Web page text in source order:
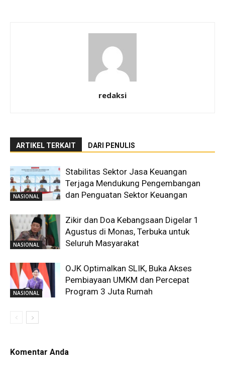
redaksi
ARTIKEL TERKAIT DARI PENULIS
NASIONAL
Stabilitas Sektor Jasa Keuangan
Terjaga Mendukung Pengembangan
dan Penguatan Sektor Keuangan
NASIONAL
Zikir dan Doa Kebangsaan Digelar 1
Agustus di Monas, Terbuka untuk
Seluruh Masyarakat
NASIONAL
OJK Optimalkan SLIK, Buka Akses
Pembiayaan UMKM dan Percepat
Program 3 Juta Rumah
Komentar Anda